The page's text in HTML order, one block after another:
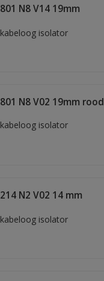
801 N8 V14 19mm
kabeloog isolator
801 N8 V02 19mm rood
kabeloog isolator
214 N2 V02 14 mm
kabeloog isolator